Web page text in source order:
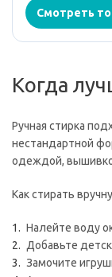
Смотреть
Когда
Ручная стирка
нестандартной
одеждой,
Как стирать
Налейте воду
Добавьте
Замочите